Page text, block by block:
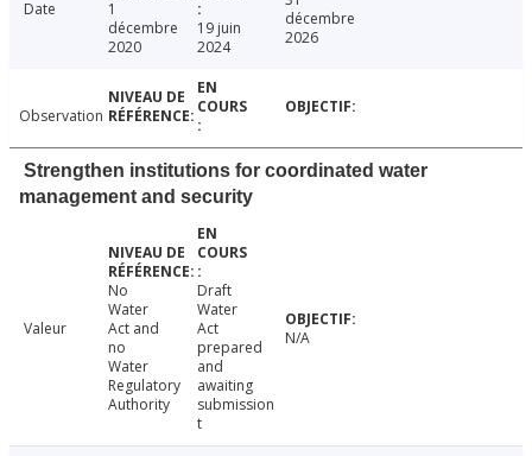
Date
1
décembre
2020
19 juin
2024
décembre
2026
Observation
Strengthen institutions for coordinated water
management and security
Valeur
No
Water
Act and
no
Water
Regulatory
Authority
Draft
Water
Act
prepared
and
awaiting
submission
t
N/A